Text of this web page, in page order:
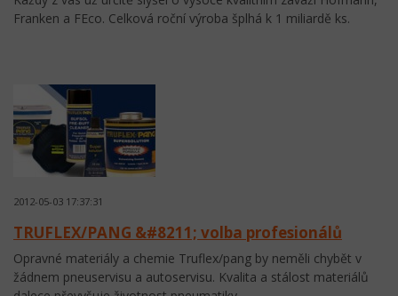
Franken a FEco. Celková roční výroba šplhá k 1 miliardě ks.
2012-05-03 17:37:31
TRUFLEX/PANG &#8211; volba profesionálů
Opravné materiály a chemie Truflex/pang by neměli chybět v
žádnem pneuservisu a autoservisu. Kvalita a stálost materiálů